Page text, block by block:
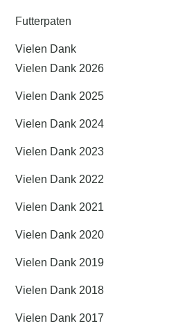
Futterpaten
Vielen Dank
Vielen Dank 2026
Vielen Dank 2025
Vielen Dank 2024
Vielen Dank 2023
Vielen Dank 2022
Vielen Dank 2021
Vielen Dank 2020
Vielen Dank 2019
Vielen Dank 2018
Vielen Dank 2017